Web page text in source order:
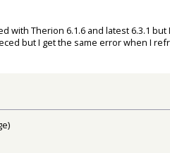
with Therion 6.1.6 and latest 6.3.1
but I get the same error when I